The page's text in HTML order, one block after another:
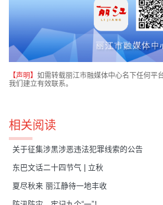
【声明】 如需转载丽江市融媒体中心名下任何平
我们建立有效联系。
相关阅读
关于征集涉黑涉恶违法犯罪线索的公告
东巴文话二十四节气 | 立秋
夏尽秋来 丽江静待一地丰收